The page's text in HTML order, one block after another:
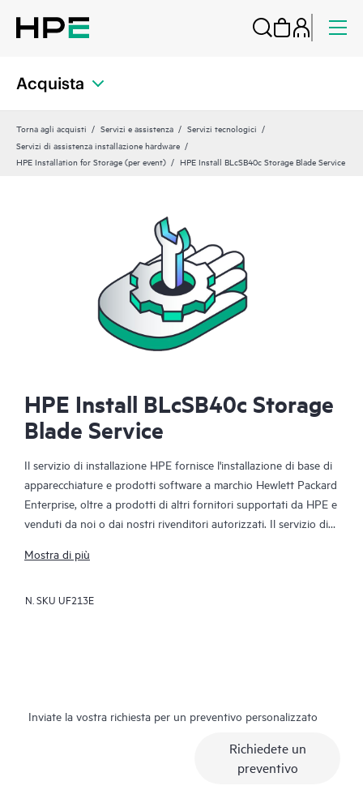
Acquista
Torna agli acquisti Servizi e assistenza
Servizi tecnologici
Servizi di assistenza installazione hardware
HPE Installation for Storage (per event)
HPE Install BLcSB40c Storage Blade Service
HPE Install BLcSB40c Storage
Blade Service
Il servizio di installazione HPE fornisce l'installazione di base di
apparecchiature e prodotti software a marchio Hewlett Packard
Enterprise, oltre a prodotti di altri fornitori supportati da HPE e
venduti da noi o dai nostri rivenditori autorizzati. Il servizio di
HPE progettati per garantire al cliente la totale tranquillità che
supportati da HPE sono stati installati da uno specialista
Mostra di più
N. SKU UF213E
Inviate la vostra richiesta per un preventivo personalizzato
Richiedete un
preventivo